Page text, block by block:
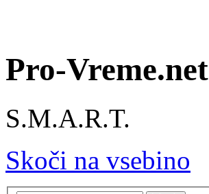
Pro-Vreme.net
S.M.A.R.T.
Skoči na vsebino